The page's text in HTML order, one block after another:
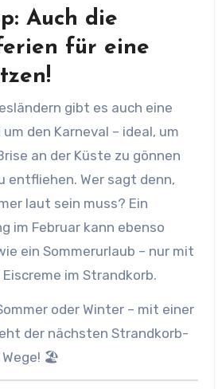
Auch die
für eine
gibt es auch eine
den Karneval – ideal, um
an der Küste zu gönnen
entfliehen. Wer sagt denn,
laut sein muss? Ein
im Februar kann ebenso
ein Sommerurlaub – nur mit
im Strandkorb.
oder Winter – mit einer
der nächsten Strandkorb-
🏖️